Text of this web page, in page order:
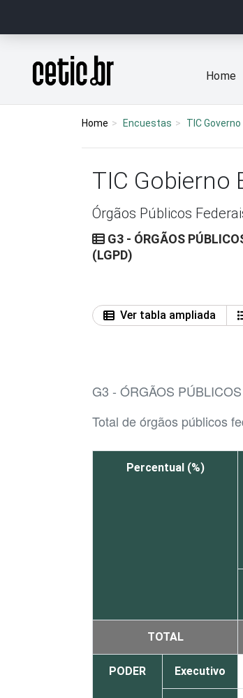
Página inicial
Home
Home Encuestas TIC Governo
TIC Gobierno
Órgãos Públicos
G3 - ÓRGÃOS
(LGPD)
Ver tabla ampliada
G3 - ÓRGÃOS
Total de órgãos públicos
Percentual (%)
TOTAL
PODER Executivo